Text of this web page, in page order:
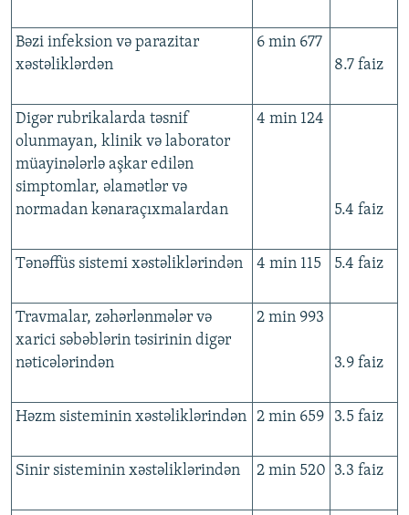
Bəzi infeksion və parazitar
xəstəliklərdən
6 min 677
8.7 faiz
Digər rubrikalarda təsnif
olunmayan, klinik və laborator
müayinələrlə aşkar edilən
simptomlar, əlamətlər və
normadan kənaraçıxmalardan
4 min 124
5.4 faiz
Tənəffüs sistemi xəstəliklərindən 4 min 115 5.4 faiz
Travmalar, zəhərlənmələr və
xarici səbəblərin təsirinin digər
nəticələrindən
2 min 993
3.9 faiz
Həzm sisteminin xəstəliklərindən 2 min 659 3.5 faiz
Sinir sisteminin xəstəliklərindən 2 min 520 3.3 faiz